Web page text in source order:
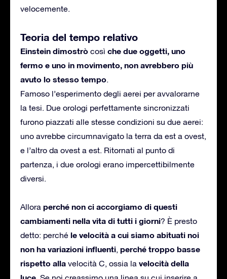
velocemente.
Teoria del tempo relativo
Einstein dimostrò così che due oggetti, uno
fermo e uno in movimento, non avrebbero più
avuto lo stesso tempo.
Famoso l’esperimento degli aerei per avvalorarne
la tesi. Due orologi perfettamente sincronizzati
furono piazzati alle stesse condizioni su due aerei:
uno avrebbe circumnavigato la terra da est a ovest,
e l’altro da ovest a est. Ritornati al punto di
partenza, i due orologi erano impercettibilmente
diversi.
Allora perché non ci accorgiamo di questi
cambiamenti nella vita di tutti i giorni? È presto
detto: perché le velocità a cui siamo abituati noi
non ha variazioni influenti, perché troppo basse
rispetto alla velocità C, ossia la velocità della